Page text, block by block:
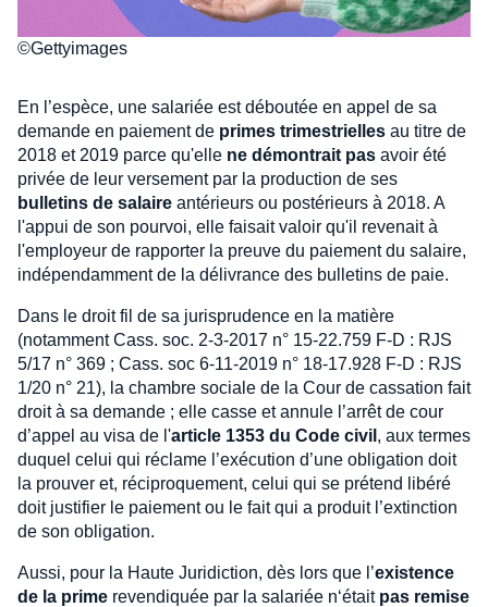
©Gettyimages
En l’espèce, une salariée est déboutée en appel de sa
demande en paiement de primes trimestrielles au titre de
2018 et 2019 parce qu'elle ne démontrait pas avoir été
privée de leur versement par la production de ses
bulletins de salaire antérieurs ou postérieurs à 2018. A
l'appui de son pourvoi, elle faisait valoir qu'il revenait à
l'employeur de rapporter la preuve du paiement du salaire,
indépendamment de la délivrance des bulletins de paie.
Dans le droit fil de sa jurisprudence en la matière
(notamment Cass. soc. 2-3-2017 n° 15-22.759 F-D : RJS
5/17 n° 369 ; Cass. soc 6-11-2019 n° 18-17.928 F-D : RJS
1/20 n° 21), la chambre sociale de la Cour de cassation fait
droit à sa demande ; elle casse et annule l’arrêt de cour
d’appel au visa de l'article 1353 du Code civil , aux termes
duquel celui qui réclame l’exécution d’une obligation doit
la prouver et, réciproquement, celui qui se prétend libéré
doit justifier le paiement ou le fait qui a produit l’extinction
de son obligation.
Aussi, pour la Haute Juridiction, dès lors que l’existence
de la prime revendiquée par la salariée n‘était pas remise